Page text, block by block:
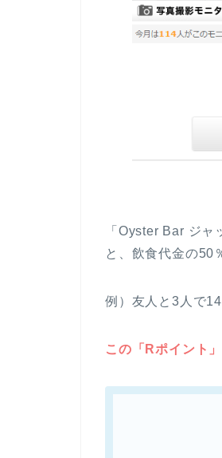
「Oyster Bar ジ
と、飲食代金の50
例）友人と3人で
この「Rポイント